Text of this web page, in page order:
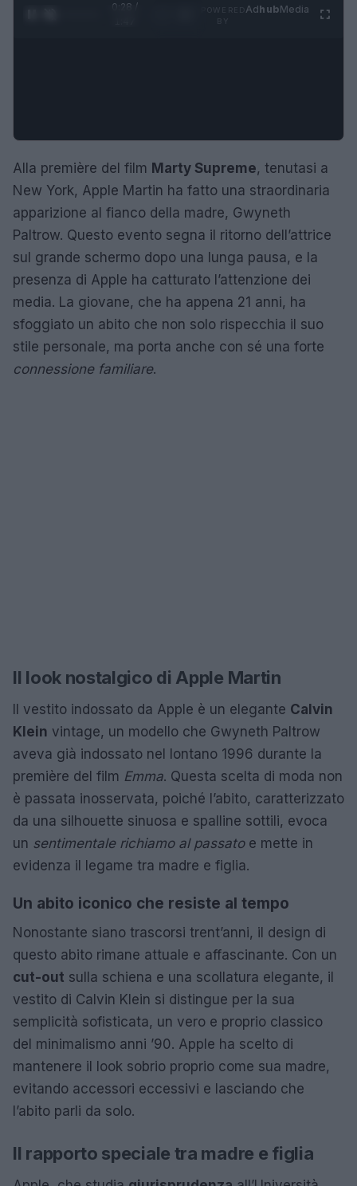
0:28 /
AdhubMedia
Alla première del film Marty Supreme, tenutasi a
New York, Apple Martin ha fatto una straordinaria
apparizione al fianco della madre, Gwyneth
Paltrow. Questo evento segna il ritorno dell’attrice
sul grande schermo dopo una lunga pausa, e la
presenza di Apple ha catturato l’attenzione dei
media. La giovane, che ha appena 21 anni, ha
sfoggiato un abito che non solo rispecchia il suo
stile personale, ma porta anche con sé una forte
connessione familiare.
Il look nostalgico di Apple Martin
Il vestito indossato da Apple è un elegante Calvin
Klein vintage, un modello che Gwyneth Paltrow
aveva già indossato nel lontano 1996 durante la
première del film Emma. Questa scelta di moda non
è passata inosservata, poiché l’abito, caratterizzato
da una silhouette sinuosa e spalline sottili, evoca
un sentimentale richiamo al passatoe mette in
evidenza il legame tra madre e figlia.
Un abito iconico che resiste al tempo
Nonostante siano trascorsi trent’anni, il design di
questo abito rimane attuale e affascinante. Con un
cut-out sulla schiena e una scollatura elegante, il
vestito di Calvin Klein si distingue per la sua
semplicità sofisticata, un vero e proprio classico
del minimalismo anni ’90. Apple ha scelto di
mantenere il look sobrio proprio come sua madre,
evitando accessori eccessivi e lasciando che
l’abito parli da solo.
Il rapporto speciale tra madre e figlia